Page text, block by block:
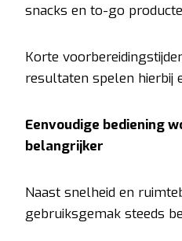
snacks en to-go
Korte
resultaten spelen hierbij
Eenvoudige bediening
belangrijker
Naast snelheid en
gebruiksgemak steeds